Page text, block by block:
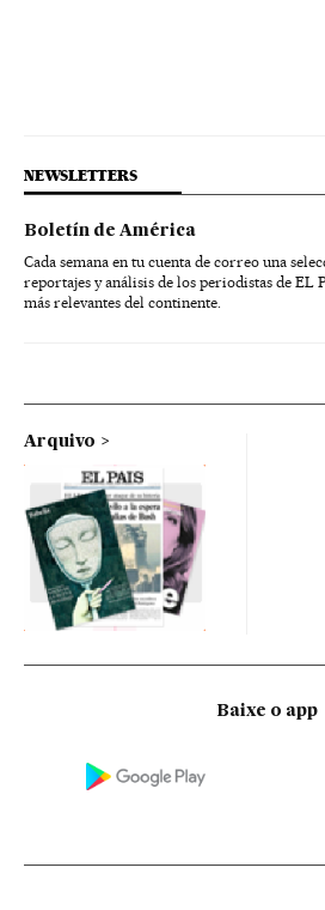
NEWSLETTERS
Boletín de América
Cada semana en tu cuenta de correo una
reportajes y análisis de los periodistas de EL
más relevantes del continente.
Arquivo
Baixe o app